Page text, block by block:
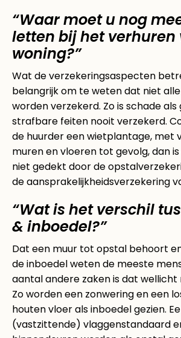
“Waar moet u nog
letten bij het verhuren
woning?”
Wat de verzekeringsaspecten
belangrijk om te weten dat niet
worden verzekerd. Zo is schade als
strafbare feiten nooit verzekerd.
de huurder een wietplantage, met
muren en vloeren tot gevolg, dan
niet gedekt door de
de aansprakelijkheidsverzekering
“Wat is het verschil
& inboedel?”
Dat een muur tot opstal behoort
de inboedel weten de meeste
aantal andere zaken is dat wellicht
Zo worden een zonwering en een
houten vloer als inboedel gezien.
(vastzittende) vlaggenstandaard